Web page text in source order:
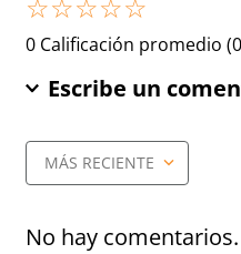
☆☆☆☆☆
0 Calificación promedio
Escribe un
Agregar
MÁS RECIENTE
No hay comentarios.